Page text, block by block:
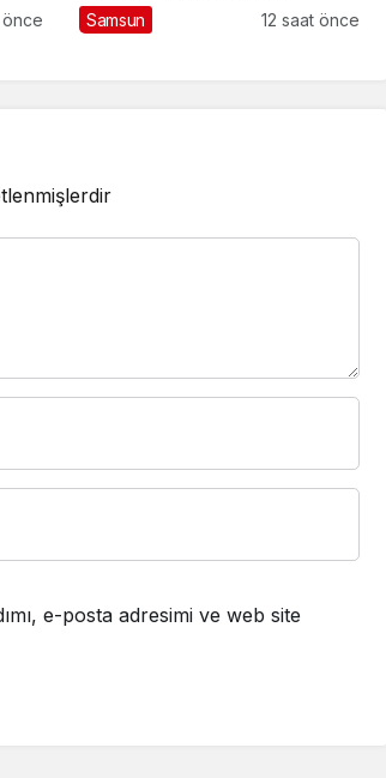
önce Samsun 12 saat önce
e-posta adresimi ve web site